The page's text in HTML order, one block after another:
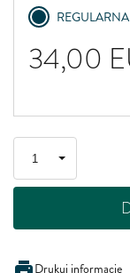
34,00
Drukuj informację